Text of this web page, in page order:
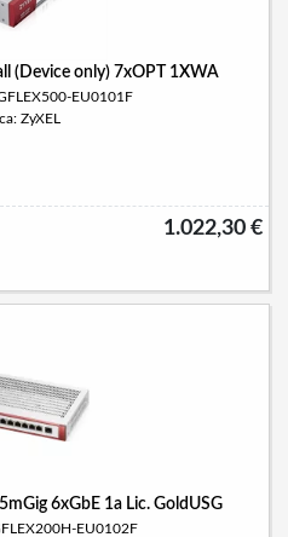
(Device only) 7xOPT 1XWA
EU0101F
ZyXEL
1.022,30 €
6xGbE 1a Lic. GoldUSG
EU0102F